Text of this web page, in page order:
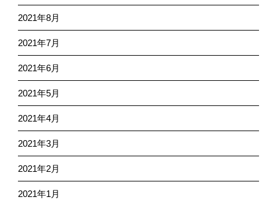
2021年8月
2021年7月
2021年6月
2021年5月
2021年4月
2021年3月
2021年2月
2021年1月